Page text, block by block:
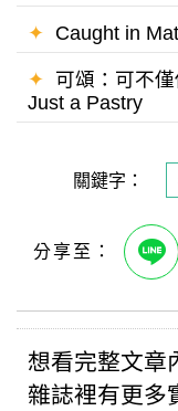
✦ Caught in
✦ 可頌：可不
Just a Pastry
關鍵字：
想看完整文章
雜誌裡有更多